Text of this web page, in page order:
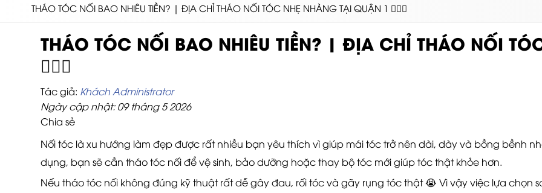
THÁO TÓC NỐI BAO NHIÊU TIỀN? | ĐỊA CHỈ THÁO NỐI TÓC NHẸ NHÀNG TẠI QUẬN 1 💇‍♀️✨
THÁO TÓC NỐI BAO NHIÊU TIỀN? | ĐỊA CHỈ THÁO NỐI
💇‍♀️✨
Tác giả: Khách Administrator
Ngày cập nhật: 09 tháng 5 2026
Chia sẻ
Nối tóc là xu hướng làm đẹp được rất nhiều bạn yêu thích vì giúp mái tóc trở nên dài, dày và bồng bềnh
dụng, bạn sẽ cần tháo tóc nối để vệ sinh, bảo dưỡng hoặc thay bộ tóc mới giúp tóc thật khỏe hơn.
Nếu tháo tóc nối không đúng kỹ thuật rất dễ gây đau, rối tóc và gãy rụng tóc thật 😭 Vì vậy việc lựa chọn